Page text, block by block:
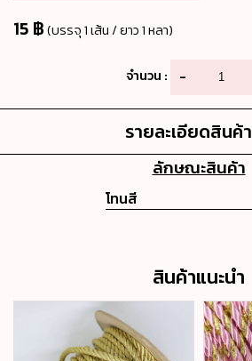
15 ฿(บรรจุ 1 เส้น / ยาว 1 หลา)
จำนวน : -
รายละเอียดสินค้า
ลักษณะสินค้า
โทนสี
สินค้าแนะนำ